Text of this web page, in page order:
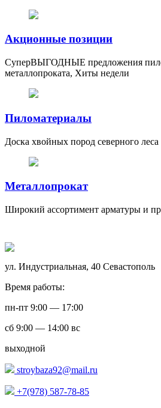
Акционные позиции
СуперВЫГОДНЫЕ предложения
металлопроката, Хиты недели
Пиломатериалы
Доска хвойных пород северного
Металлопрокат
Широкий ассортимент арматуры и
ул. Индустриальная, 40 Севастополь
Время работы:
пн-пт 9:00 — 17:00
сб 9:00 — 14:00 вс
выходной
stroybaza92@mail.ru
+7(978) 587-78-85